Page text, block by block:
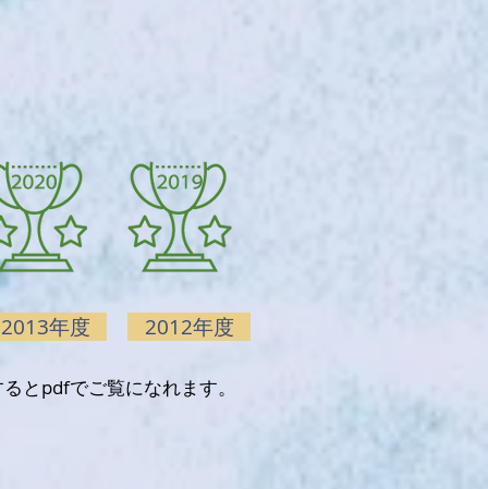
2013年度 2012年度
とpdfでご覧になれます。